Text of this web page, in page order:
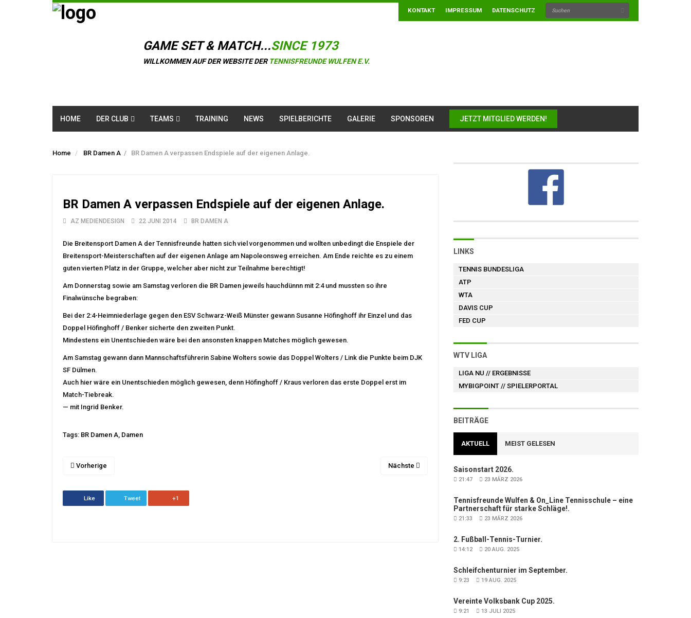
KONTAKT IMPRESSUM DATENSCHUTZ
GAME SET & MATCH...SINCE 1973
WILLKOMMEN AUF DER WEBSITE DER TENNISFREUNDE WULFEN E.V.
HOME DER CLUB TEAMS TRAINING NEWS SPIELBERICHTE GALERIE SPONSOREN JETZT MITGLIED WERDEN!
Home BR Damen A / BR Damen A verpassen Endspiele auf der eigenen Anlage.
BR Damen A verpassen Endspiele auf der eigenen Anlage.
AZ MEDIENDESIGN 22 JUNI 2014 BR DAMEN A
Die Breitensport Damen A der Tennisfreunde hatten sich viel vorgenommen und wollten unbedingt die Enspiele der
Breitensport-Meisterschaften auf der eigenen Anlage am Napoleonsweg erreichen. Am Ende reichte es zu einem
guten vierten Platz in der Gruppe, welcher aber nicht zur Teilnahme berechtigt!
Am Donnerstag sowie am Samstag verloren die BR Damen jeweils hauchdünnn mit 2:4 und mussten so ihre
Finalwünsche begraben:
Bei der 2:4-Heimniederlage gegen den ESV Schwarz-Weiß Münster gewann Susanne Höfinghoff ihr Einzel und das
Doppel Höfinghoff / Benker sicherte den zweiten Punkt.
Mindestens ein Unentschieden wäre bei den ansonsten knappen Matches möglich gewesen.
Am Samstag gewann dann Mannschaftsführerin Sabine Wolters sowie das Doppel Wolters / Link die Punkte beim DJK
SF Dülmen.
Auch hier wäre ein Unentschieden möglich gewesen, denn Höfinghoff / Kraus verloren das erste Doppel erst im
Match-Tiebreak.
— mit Ingrid Benker.
Tags: BR Damen A, Damen
Vorherige Nächste
Like Tweet +1
LINKS
TENNIS BUNDESLIGA
ATP
WTA
DAVIS CUP
FED CUP
WTV LIGA
LIGA NU // ERGEBNISSE
MYBIGPOINT // SPIELERPORTAL
BEITRÄGE
AKTUELL MEIST GELESEN
Saisonstart 2026.
21:47 23 MÄRZ 2026
Tennisfreunde Wulfen & On_Line Tennisschule – eine
Partnerschaft für starke Schläge!.
21:33 23 MÄRZ 2026
2. Fußball-Tennis-Turnier.
14:12 20 AUG. 2025
Schleifchenturnier im September.
9:23 19 AUG. 2025
Vereinte Volksbank Cup 2025.
9:21 13 JULI 2025